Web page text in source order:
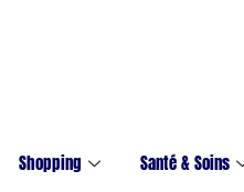
Shopping Santé & Soins